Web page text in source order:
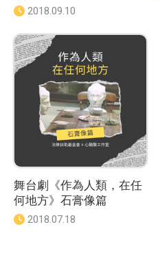
發
日
期
：
2018.09.10
舞台劇《作為人類，在任
何地方》石膏像篇
發
2018.07.18